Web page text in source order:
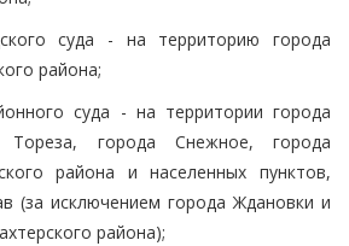
суда - на территорию города
района;
суда - на территории города
Тореза, города Снежное, города
района и населенных пунктов,
(за исключением города Ждановки и
района);